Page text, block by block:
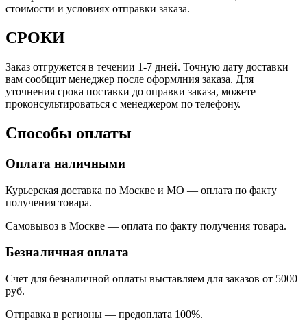
стоимости и условиях отправки заказа.
СРОКИ
Заказ отгружется в течении 1-7 дней. Точную дату доставки
вам сообщит менеджер после оформлния заказа. Для
уточнения срока поставки до оправки заказа, можете
проконсультироваться с менеджером по телефону.
Способы оплаты
Оплата наличными
Курьерская доставка по Москве и МО — оплата по факту
получения товара.
Самовывоз в Москве — оплата по факту получения товара.
Безналичная оплата
Счет для безналичной оплаты выставляем для заказов от 5000
руб.
Отправка в регионы — предоплата 100%.